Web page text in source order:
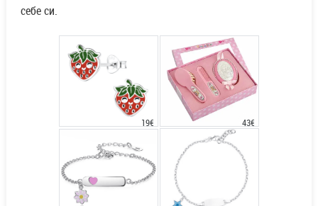
себе си.
19€ 43€